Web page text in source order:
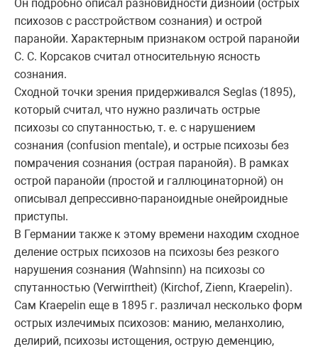
Он подробно описал разновидности дизнойи (острых
психозов с расстройством сознания) и острой
паранойи. Характерным признаком острой паранойи
С. С. Корсаков считал относительную ясность
сознания.
Сходной точки зрения придерживался Seglas (1895),
который считал, что нужно различать острые
психозы со спутанностью, т. е. с нарушением
сознания (confusion mentale), и острые психозы без
помрачения сознания (острая паранойя). В рамках
острой паранойи (простой и галлюцинаторной) он
описывал депрессивно-параноидные онейроидные
приступы.
В Германии также к этому времени находим сходное
деление острых психозов на психозы без резкого
нарушения сознания (Wahnsinn) на психозы со
спутанностью (Verwirrtheit) (Kirchof, Zienn, Kraepelin).
Сам Kraepelin еще в 1895 г. различал несколько форм
острых излечимых психозов: манию, меланхолию,
делирий, психозы истощения, острую деменцию,